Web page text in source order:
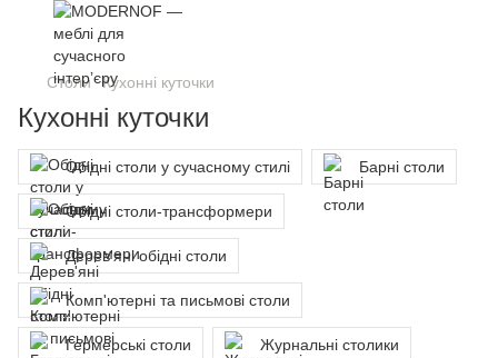
Столи Кухонні куточки
Кухонні куточки
Обідні столи у сучасному стилі Барні столи
Обідні столи-трансформери
Дерев'яні обідні столи
Комп'ютерні та письмові столи
Гермерські столи Журнальні столики